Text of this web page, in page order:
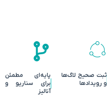
ثبت صحیح لاگ‌ها
و رویدادها
پایه‌ای مطمئن
برای سناریو و
آنالیز